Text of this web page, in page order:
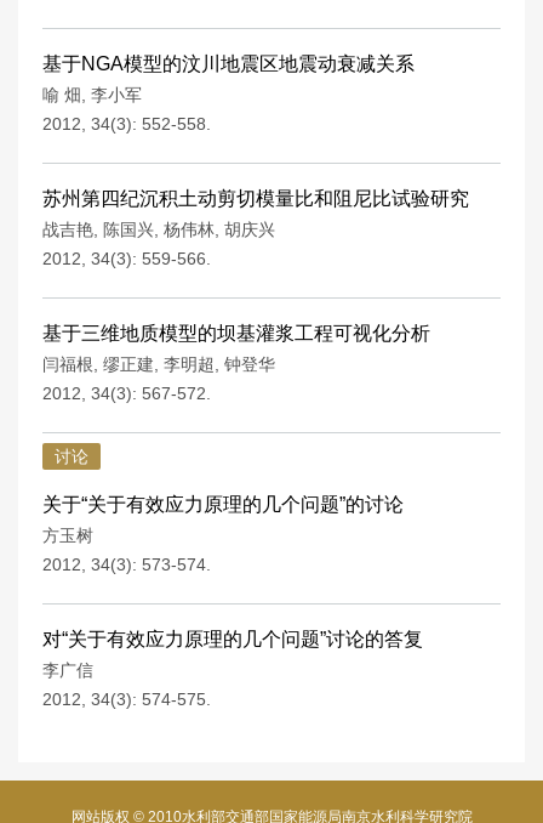
基于NGA模型的汶川地震区地震动衰减关系
喻 畑 李小军
2012, 34(3): 552-558.
苏州第四纪沉积土动剪切模量比和阻尼比试验研究
战吉艳 陈国兴 杨伟林 胡庆兴
2012, 34(3): 559-566.
基于三维地质模型的坝基灌浆工程可视化分析
闫福根 缪正建 李明超
钟登华
2012, 34(3): 567-572.
讨论
关于“关于有效应力原理的几个问题”的讨论
方玉树
2012, 34(3): 573-574.
对“关于有效应力原理的几个问题”讨论的答复
李广信
2012, 34(3): 574-575.
网站版权 © 2010水利部交通部国家能源局南京水利科学研究院